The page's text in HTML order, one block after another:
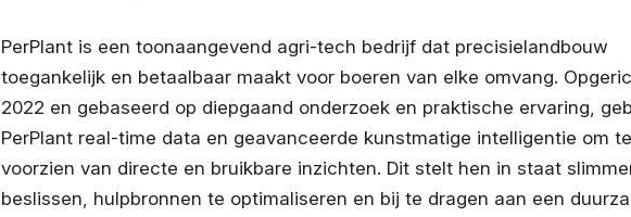
PerPlant is een toonaangevend agri-tech bedrijf dat precisielandbouw
toegankelijk en betaalbaar maakt voor boeren van elke omvang.
2022 en gebaseerd op diepgaand onderzoek en praktische ervaring,
PerPlant real-time data en geavanceerde kunstmatige intelligentie om
voorzien van directe en bruikbare inzichten. Dit stelt hen in staat
beslissen, hulpbronnen te optimaliseren en bij te dragen aan een